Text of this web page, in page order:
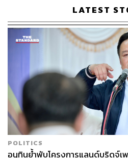
โรงงานด้วยกัน เช่น เสมียน หรือหั
ประมงต่อเนื่อง มักใช้นายหน้าข้า
แพงกว่าที่กฎหมายกำหนด
ปัญหาด้านบริการ หากเป็นแรง
ตนเองต้องรอคอยการบริการที่นา
ถึงทัศนคติต่อการเข้ารับการรักษ
หยาม การได้รับความไม่เป็นธรร
กระทั่งอุปสรรคการสื่อสารทั้งการ
ปัญหาต่อการเข้ารับบริการและการ
นี่คือปัญหาที่เกิดขึ้นอยู่ตลอดเวล
แค่เรื่องปัญหาบัตรประกันสุขภาพ
และการมองคนด้วยกัน ที่วนเวียน
หลายสิบปี
LATEST
POLITICS
อนุทินย้ำพับโครงการแลนด์บริดจ์เ